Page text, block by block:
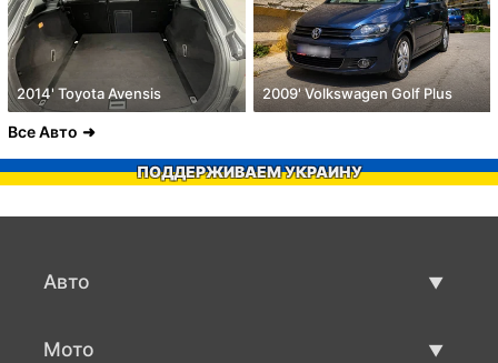
2014' Toyota Avensis 2009' Volkswagen Golf Plus
Все Авто
ПОДДЕРЖИВАЕМ УКРАИНУ
Авто
Мото